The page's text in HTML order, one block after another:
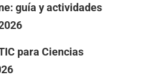
guía y actividades
para Ciencias